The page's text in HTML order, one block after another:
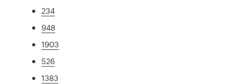
234
948
1903
526
1383